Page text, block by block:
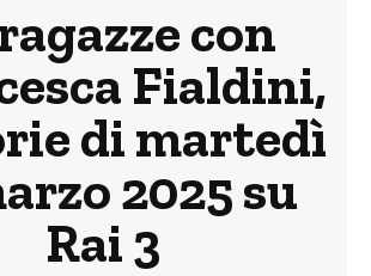
con
Fialdini,
di martedì
2025 su
Rai 3